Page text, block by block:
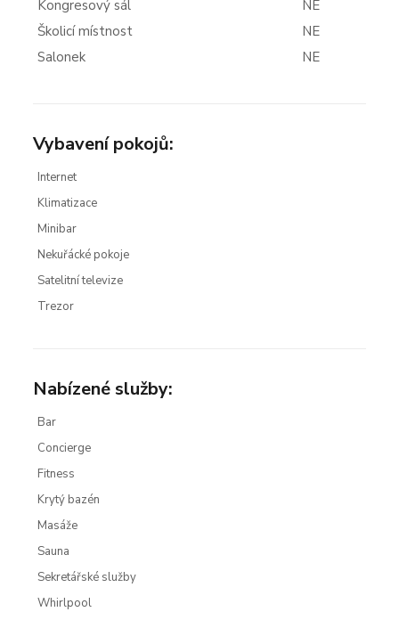
Kongresový sál
NE
Školicí místnost
NE
Salonek
NE
Vybavení pokojů:
Internet
Klimatizace
Minibar
Nekuřácké pokoje
Satelitní televize
Trezor
Nabízené služby:
Bar
Concierge
Fitness
Krytý bazén
Masáže
Sauna
Sekretářské služby
Whirlpool